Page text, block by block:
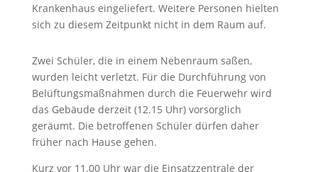
Krankenhaus eingeliefert. Weitere Personen hielten
sich zu diesem Zeitpunkt nicht in dem Raum auf.
Zwei Schüler, die in einem Nebenraum saßen,
wurden leicht verletzt. Für die Durchführung von
Belüftungsmaßnahmen durch die Feuerwehr wird
das Gebäude derzeit (12.15 Uhr) vorsorglich
geräumt. Die betroffenen Schüler dürfen daher
früher nach Hause gehen.
Kurz vor 11.00 Uhr war die Einsatzzentrale der